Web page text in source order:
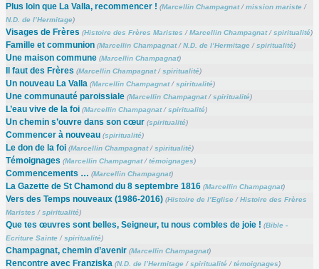
Plus loin que La Valla, recommencer ! (Marcellin Champagnat/mission mariste/
N.D. de l’Hermitage)
Visages de Frères (Histoire des Frères Maristes /Marcellin Champagnat/spiritualité)
Famille et communion (Marcellin Champagnat/N.D. de l’Hermitage/ spiritualité)
Une maison commune (Marcellin Champagnat)
Il faut des Frères (Marcellin Champagnat/ spiritualité)
Un nouveau La Valla (Marcellin Champagnat/spiritualité)
Une communauté paroissiale (Marcellin Champagnat/ spiritualité)
L’eau vive de la foi (Marcellin Champagnat/spiritualité)
Un chemin s’ouvre dans son cœur (spiritualité)
Commencer à nouveau (spiritualité)
Le don de la foi (Marcellin Champagnat/ spiritualité)
Témoignages (Marcellin Champagnat/témoignages)
Commencements … (Marcellin Champagnat)
La Gazette de St Chamond du 8 septembre 1816 (Marcellin Champagnat)
Vers des Temps nouveaux (1986-2016) (Histoire de l’Eglise/Histoire des Frères
Maristes / spiritualité)
Que tes œuvres sont belles, Seigneur, tu nous combles de joie ! (Bible -
Ecriture Sainte/spiritualité)
Champagnat, chemin d’avenir (Marcellin Champagnat)
Rencontre avec Franziska (N.D. de l’Hermitage/spiritualité/témoignages)